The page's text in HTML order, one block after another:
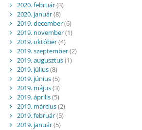
2020. február(3)
2020. január(8)
2019. december(6)
2019. november(1)
2019. október(4)
2019. szeptember(2)
2019. augusztus(1)
2019. július(8)
2019. június(5)
2019. május(3)
2019. április(5)
2019. március(2)
2019. február(5)
2019. január(5)